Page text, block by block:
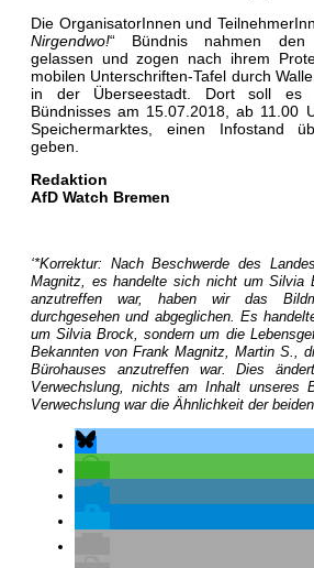
Die OrganisatorInnen und
Nirgendwo!“ Bündnis nahmen den
gelassen und zogen nach ihrem
mobilen Unterschriften-Tafel durch
in der Überseestadt. Dort soll es
Bündnisses am 15.07.2018, ab 11.00
Speichermarktes, einen Infostand
geben.
Redaktion
AfD Watch Bremen
‘*Korrektur: Nach Beschwerde des
Magnitz, es handelte sich nicht um Silvia
anzutreffen war, haben wir das
durchgesehen und abgeglichen. Es
um Silvia Brock, sondern um die
Bekannten von Frank Magnitz, Martin S.,
Bürohauses anzutreffen war. Dies
Verwechslung, nichts am Inhalt unseres
Verwechslung war die Ähnlichkeit der